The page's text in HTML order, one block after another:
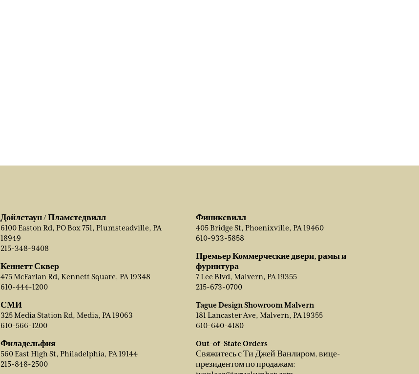
Дойлстаун / Пламстедвилл
6100 Easton Rd, PO Box 751, Plumsteadville, PA
18949
215-348-9408
Кеннетт Сквер
475 McFarlan Rd, Kennett Square, PA 19348
610-444-1200
СМИ
325 Media Station Rd, Media, PA 19063
610-566-1200
Филадельфия
560 East High St, Philadelphia, PA 19144
215-848-2500
Финиксвилл
405 Bridge St, Phoenixville, PA 19460
610-933-5858
Премьер Коммерческие двери, рамы и
фурнитура
7 Lee Blvd, Malvern, PA 19355
215-673-0700
Tague Design Showroom Malvern
181 Lancaster Ave, Malvern, PA 19355
610-640-4180
Out-of-State Orders
Свяжитесь с Ти Джей Ванлиром, вице-
президентом по продажам: